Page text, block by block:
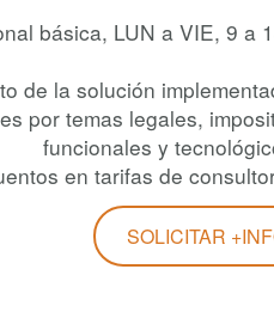
básica, LUN a VIE, 9 a
de la solución
por temas legales,
funcionales y
en tarifas de
SOLICITAR